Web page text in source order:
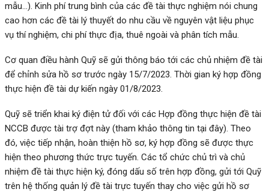
mẫu…). Kinh phí trung bình của các đề tài thực nghiệm nói chung
cao hơn các đề tài lý thuyết do nhu cầu về nguyên vậtliệu phục
vụ thí nghiệm, chi phí thực địa, thuê ngoài và phân tích mẫu.
Cơ quan điều hành Quỹ sẽ gửi thông báo tới các chủ nhiệm đề tài
để chỉnh sửa hồ sơ trước ngày 1 5/7/2023. Thời gian ký hợp đồng
thực hiện đề tài dự kiến ngày 01/8/2023.
Quỹsẽtriển khai ký điện tửđối với các Hợp đồng thực hiện đề tài
NCCB được tài trợ đợt này (tham khảo thông tin tại đây). Theo
đó, việc tiếp nhận, hoàn thiện hồ sơ, ký hợp đồng sẽ được thực
hiện theo phương thức trựctuyến. Các tổ chức chủ trì và chủ
nhiệm đề tài thực hiện ký, đóng dấu số trên hợp đồng, gửi tới Quỹ
trên hệ thống quản lý đề tài trực tuyến thay cho việc gửi hồ sơ